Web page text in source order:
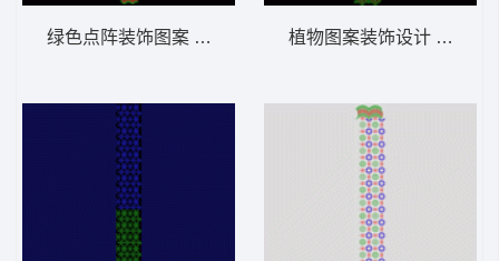
绿色点阵装饰图案 窗帘 植物图案装饰设计 窗帘